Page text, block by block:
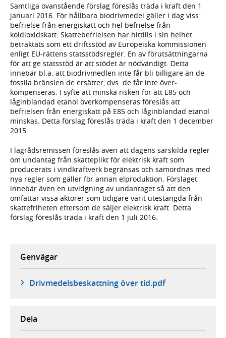
Samtliga ovanstående förslag föreslås träda i kraft den 1
januari 2016. För hållbara biodrivmedel gäller i dag viss
befrielse från energiskatt och hel befrielse från
koldioxidskatt. Skattebefrielsen har hittills i sin helhet
betraktats som ett driftsstöd av Europeiska kommissionen
enligt EU-rättens statsstödsregler. En av förutsättningarna
för att ge statsstöd är att stödet är nödvändigt. Detta
innebär bl.a. att biodrivmedlen inte får bli billigare än de
fossila bränslen de ersätter, dvs. de får inte över­
kompenseras. I syfte att minska risken för att E85 och
låginblandad etanol överkompenseras föreslås att
befrielsen från energiskatt på E85 och låginblandad etanol
minskas. Detta förslag föreslås träda i kraft den 1 december
2015.
I lagrådsremissen föreslås även att dagens särskilda regler
om undantag från skatteplikt för elektrisk kraft som
producerats i vindkraftverk begränsas och samordnas med
nya regler som gäller för annan elproduktion. Förslaget
innebär även en utvidgning av undantaget så att den
omfattar vissa aktörer som tidigare varit utestängda från
skatte­friheten eftersom de säljer elektrisk kraft. Detta
förslag föreslås träda i kraft den 1 juli 2016.
Genvägar
Drivmedelsbeskattning över tid.pdf
Dela